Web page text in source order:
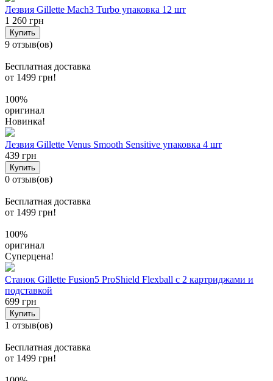
Лезвия Gillette Mach3 Turbo упаковка 12 шт
1 260 грн
Купить
9 отзыв(ов)
Бесплатная доставка
от 1499 грн!
100%
оригинал
Новинка!
Лезвия Gillette Venus Smooth Sensitive упаковка 4 шт
439 грн
Купить
0 отзыв(ов)
Бесплатная доставка
от 1499 грн!
100%
оригинал
Суперцена!
Станок Gillette Fusion5 ProShield Flexball с 2 картриджами и
подставкой
699 грн
Купить
1 отзыв(ов)
Бесплатная доставка
от 1499 грн!